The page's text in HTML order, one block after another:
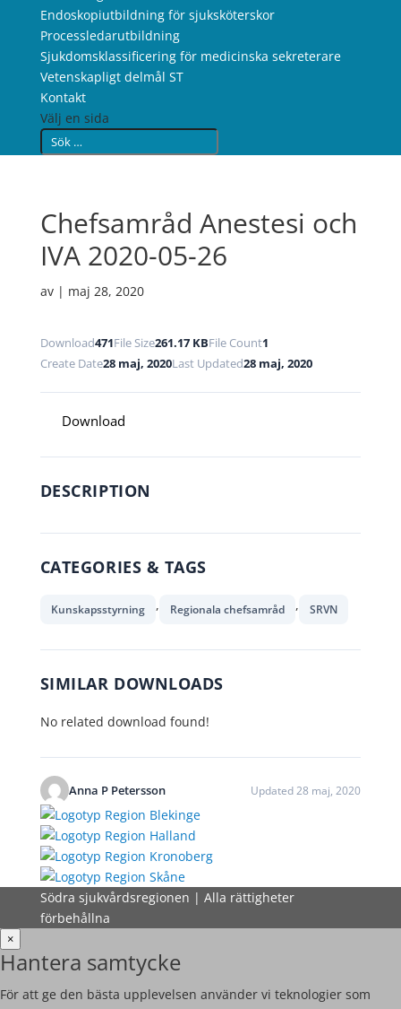
Endoskopiutbildning för sjuksköterskor
Processledarutbildning
Sjukdomsklassificering för medicinska sekreterare
Vetenskapligt delmål ST
Kontakt
Välj en sida
Chefsamråd Anestesi och
IVA 2020-05-26
av | maj 28, 2020
Download471File Size261.17 KBFile Count1
Create Date28 maj, 2020Last Updated28 maj, 2020
Download
DESCRIPTION
CATEGORIES & TAGS
Kunskapsstyrning , Regionala chefsamråd , SRVN
SIMILAR DOWNLOADS
No related download found!
Anna P Petersson Updated 28 maj, 2020
Södra sjukvårdsregionen | Alla rättigheter
förbehållna
×
Hantera samtycke
För att ge den bästa upplevelsen använder vi teknologier som